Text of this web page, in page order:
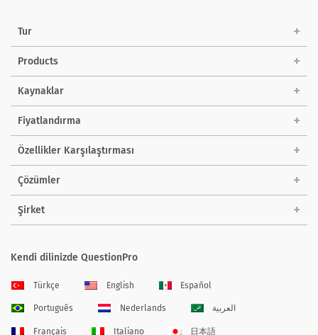
Tur
Products
Kaynaklar
Fiyatlandırma
Özellikler Karşılaştırması
Çözümler
Şirket
Kendi dilinizde QuestionPro
Türkçe English Español
Português Nederlands العربية
Français Italiano 日本語